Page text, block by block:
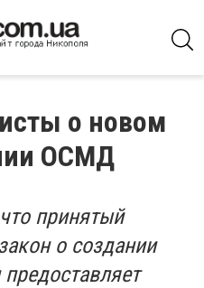
о новом
ОСМД
принятый
о создании